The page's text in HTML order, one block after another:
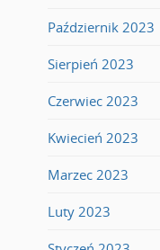
Październik 2023
Sierpień 2023
Czerwiec 2023
Kwiecień 2023
Marzec 2023
Luty 2023